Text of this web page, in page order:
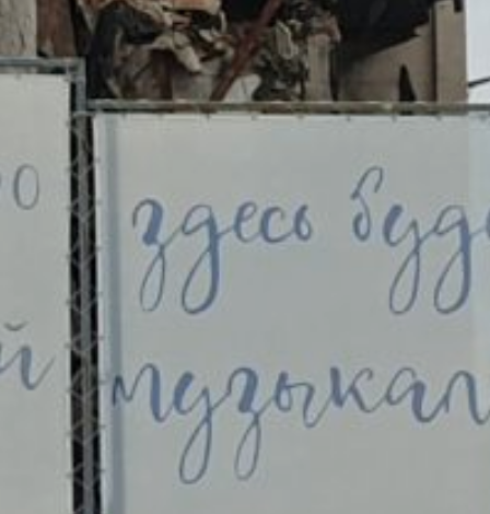
по сносу здания заключен
на 55,2 млн рублей.
За проведение работы
качественно и в срок
отвечает краевое
министерство жилищно-
коммунального хозяйства
края. По словам первого
заместителя министра
ЖКХ Сергея Фёдорова,
снос здания планируется
завершить до конца 2025
В подрядной организации
рассказали, что в данный
момент идёт подготовка
площадки для самой
тяжёлой техники —
экскаватора-
разрушителя. Сносить
будут сверху вниз. Для
экскаватор с 32-
метровой стрелой